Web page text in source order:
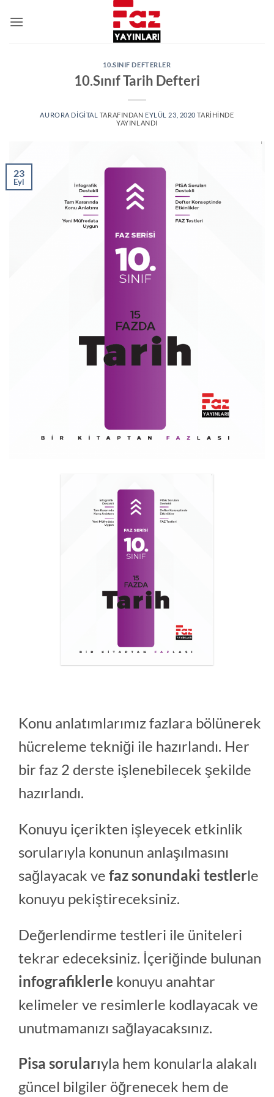
atla
10.SINIF DEFTERLER
10.Sınıf Tarih Defteri
AURORA DIGITAL TARAFINDAN EYLÜL 23, 2020 TARIHINDE
YAYINLANDI
23
Eyl
Konu anlatımlarımız fazlara bölünerek
hücreleme tekniği ile hazırlandı. Her
bir faz 2 derste işlenebilecek şekilde
hazırlandı.
Konuyu içerikten işleyecek etkinlik
sorularıyla konunun anlaşılmasını
sağlayacak ve faz sonundaki testlerle
konuyu pekiştireceksiniz.
Değerlendirme testleri ile üniteleri
tekrar edeceksiniz. İçeriğinde bulunan
infografiklerle konuyu anahtar
kelimeler ve resimlerle kodlayacak ve
unutmamanızı sağlayacaksınız.
Pisa sorularıyla hem konularla alakalı
güncel bilgiler öğrenecek hem de